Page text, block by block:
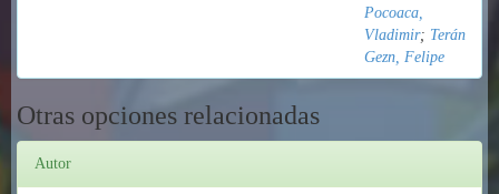
Pocoaca,
Vladimir; Terán
Gezn, Felipe
Otras opciones relacionadas
Autor